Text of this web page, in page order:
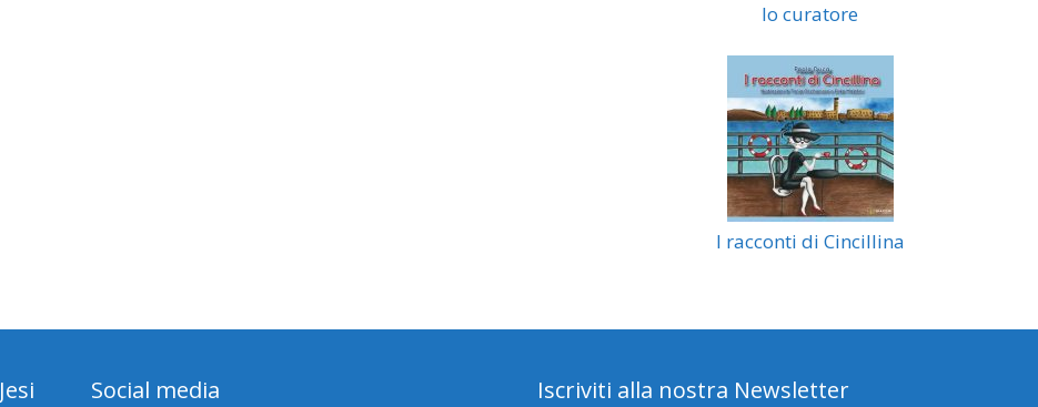
Io curatore
I racconti di Cincillina
Social media Iscriviti alla nostra Newsletter